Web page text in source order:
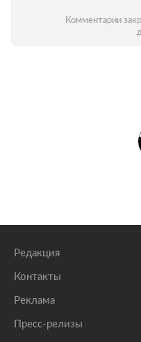
Комментарии
Редакция
Контакты
Реклама
Пресс-релизы